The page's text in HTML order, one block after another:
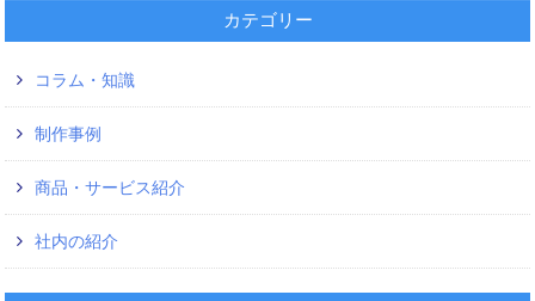
カテゴリー
コラム・知識
制作事例
商品・サービス紹介
社内の紹介